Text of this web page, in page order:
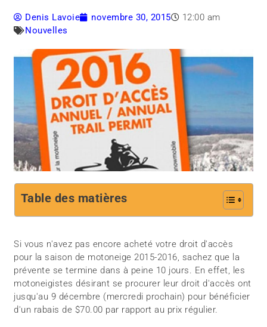
Denis Lavoie novembre 30, 2015
12:00 am
Nouvelles
Table des matières
Si vous n'avez pas encore acheté votre droit d'accès
pour la saison de motoneige 2015-2016, sachez que la
prévente se termine dans à peine 10 jours. En effet, les
motoneigistes désirant se procurer leur droit d'accès ont
jusqu'au 9 décembre (mercredi prochain) pour bénéficier
d'un rabais de $70.00 par rapport au prix régulier.